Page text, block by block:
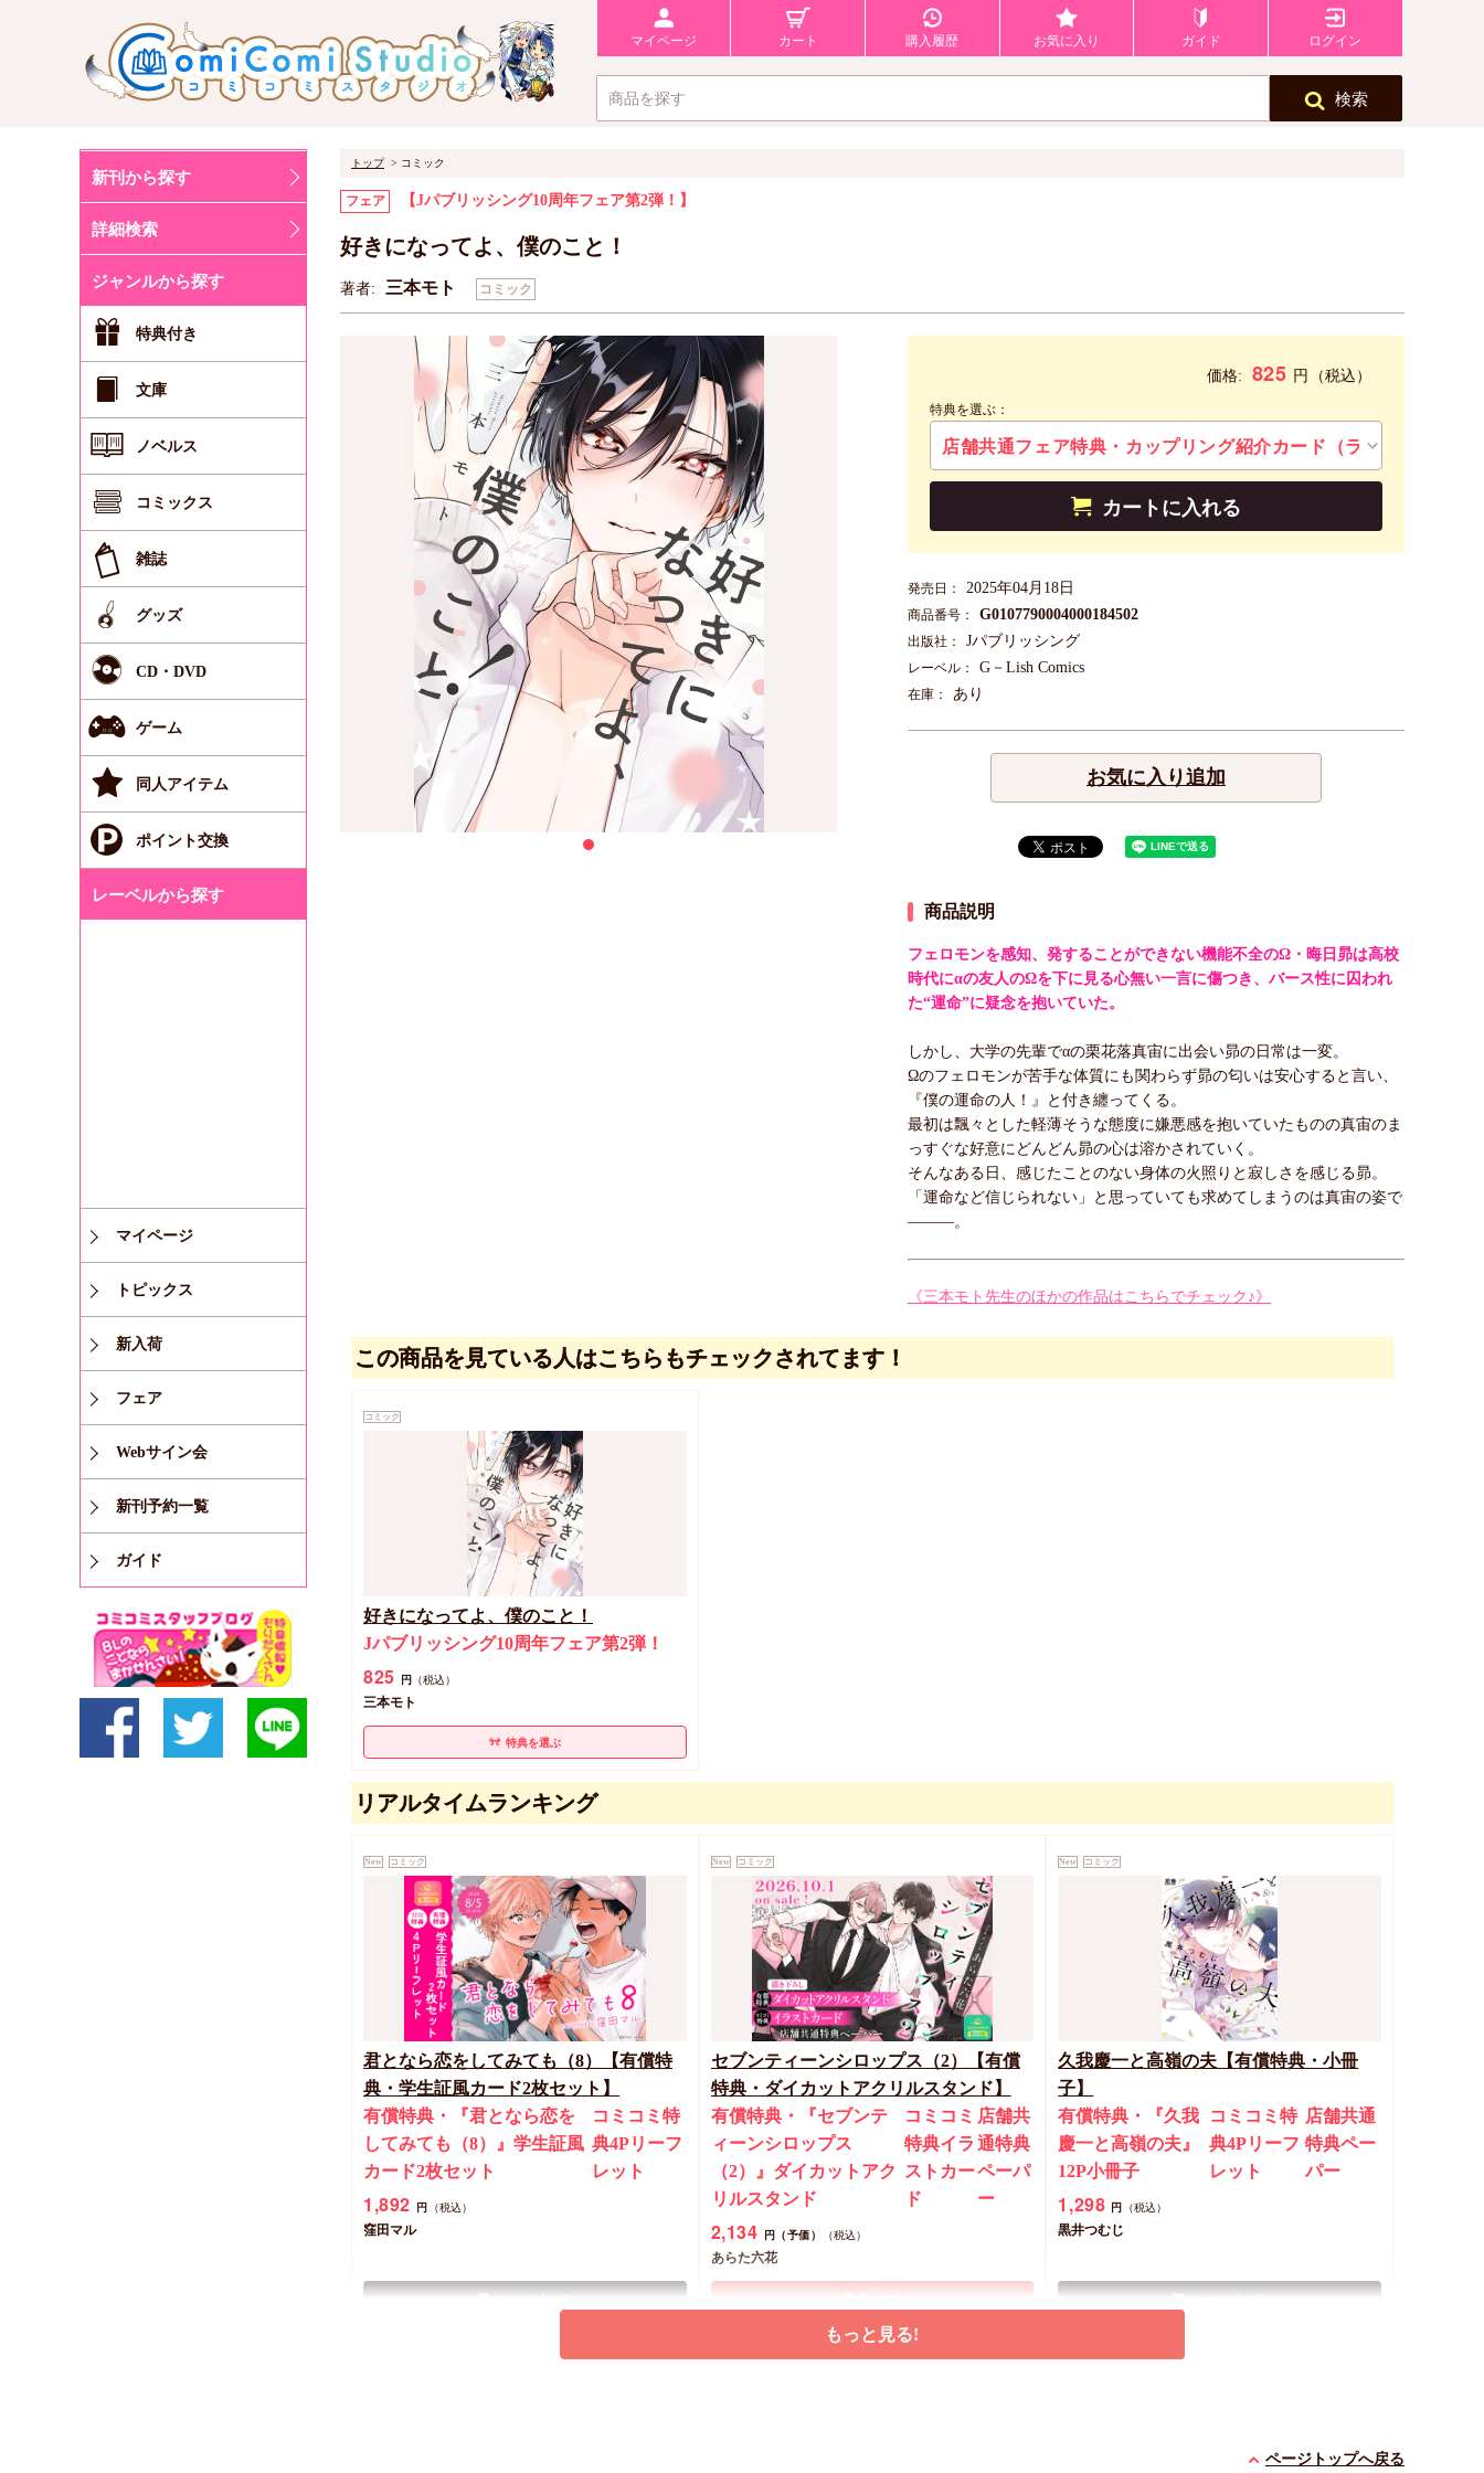
マイページ カート 購入履歴 お気に入り ガイド ログイン
検索
新刊から探す
詳細検索
ジャンルから探す
特典付き
文庫
ノベルス
コミックス
雑誌
グッズ
CD・DVD
ゲーム
同人アイテム
ポイント交換
レーベルから探す
マイページ
トピックス
新入荷
フェア
Webサイン会
新刊予約一覧
ガイド
トップ コミック
フェア 【Jパブリッシング10周年フェア第2弾！】
好きになってよ、僕のこと！
著者: 三本モト コミック
価格: 825 円 （税込）
特典を選ぶ：
カートに入れる
発売日： 2025年04月18日
商品番号： G0107790004000184502
出版社： Jパブリッシング
レーベル： G－Lish Comics
在庫： あり
お気に入り追加
商品説明
フェロモンを感知、発することができない機能不全のΩ・晦日昴は高校
時代にαの友人のΩを下に見る心無い一言に傷つき、バース性に囚われ
た“運命”に疑念を抱いていた。
しかし、大学の先輩でαの栗花落真宙に出会い昴の日常は一変。
Ωのフェロモンが苦手な体質にも関わらず昴の匂いは安心すると言い、
『僕の運命の人！』と付き纏ってくる。
最初は飄々とした軽薄そうな態度に嫌悪感を抱いていたものの真宙のま
っすぐな好意にどんどん昴の心は溶かされていく。
そんなある日、感じたことのない身体の火照りと寂しさを感じる昴。
「運命など信じられない」と思っていても求めてしまうのは真宙の姿で
―――。
《三本モト先生のほかの作品はこちらでチェック♪》
この商品を見ている人はこちらもチェックされてます！
コミック
好きになってよ、僕のこと！
Jパブリッシング10周年フェア第2弾！
825 円 （税込）
三本モト
特典を選ぶ
リアルタイムランキング
New コミック
君となら恋をしてみても（8）【有償特
典・学生証風カード2枚セット】
有償特典・『君となら恋を
してみても（8）』学生証風
カード2枚セット
コミコミ特
典4Pリーフ
レット
1,892 円 （税込）
窪田マル
New コミック
セブンティーンシロップス（2）【有償
特典・ダイカットアクリルスタンド】
有償特典・『セブンテ
ィーンシロップス
（2）』ダイカットアク
リルスタンド
コミコミ
特典イラ
ストカー
ド
店舗共
通特典
ペーパ
ー
2,134 円（予価） （税込）
あらた六花
New コミック
久我慶一と高嶺の夫【有償特典・小冊
子】
有償特典・『久我
慶一と高嶺の夫』
12P小冊子
コミコミ特
典4Pリーフ
レット
店舗共通
特典ペー
パー
1,298 円 （税込）
黒井つむじ
もっと見る!
ページトップへ戻る